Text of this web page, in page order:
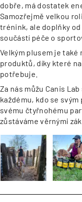
dobře, má dostatek
Samozřejmě velkou
trénink, ale doplňky od
součástí péče o
Velkým plusem je také
produktů, díky které
potřebuje.
Za nás můžu Canis
každému, kdo se
svému čtyřnohému
zůstáváme věrnými